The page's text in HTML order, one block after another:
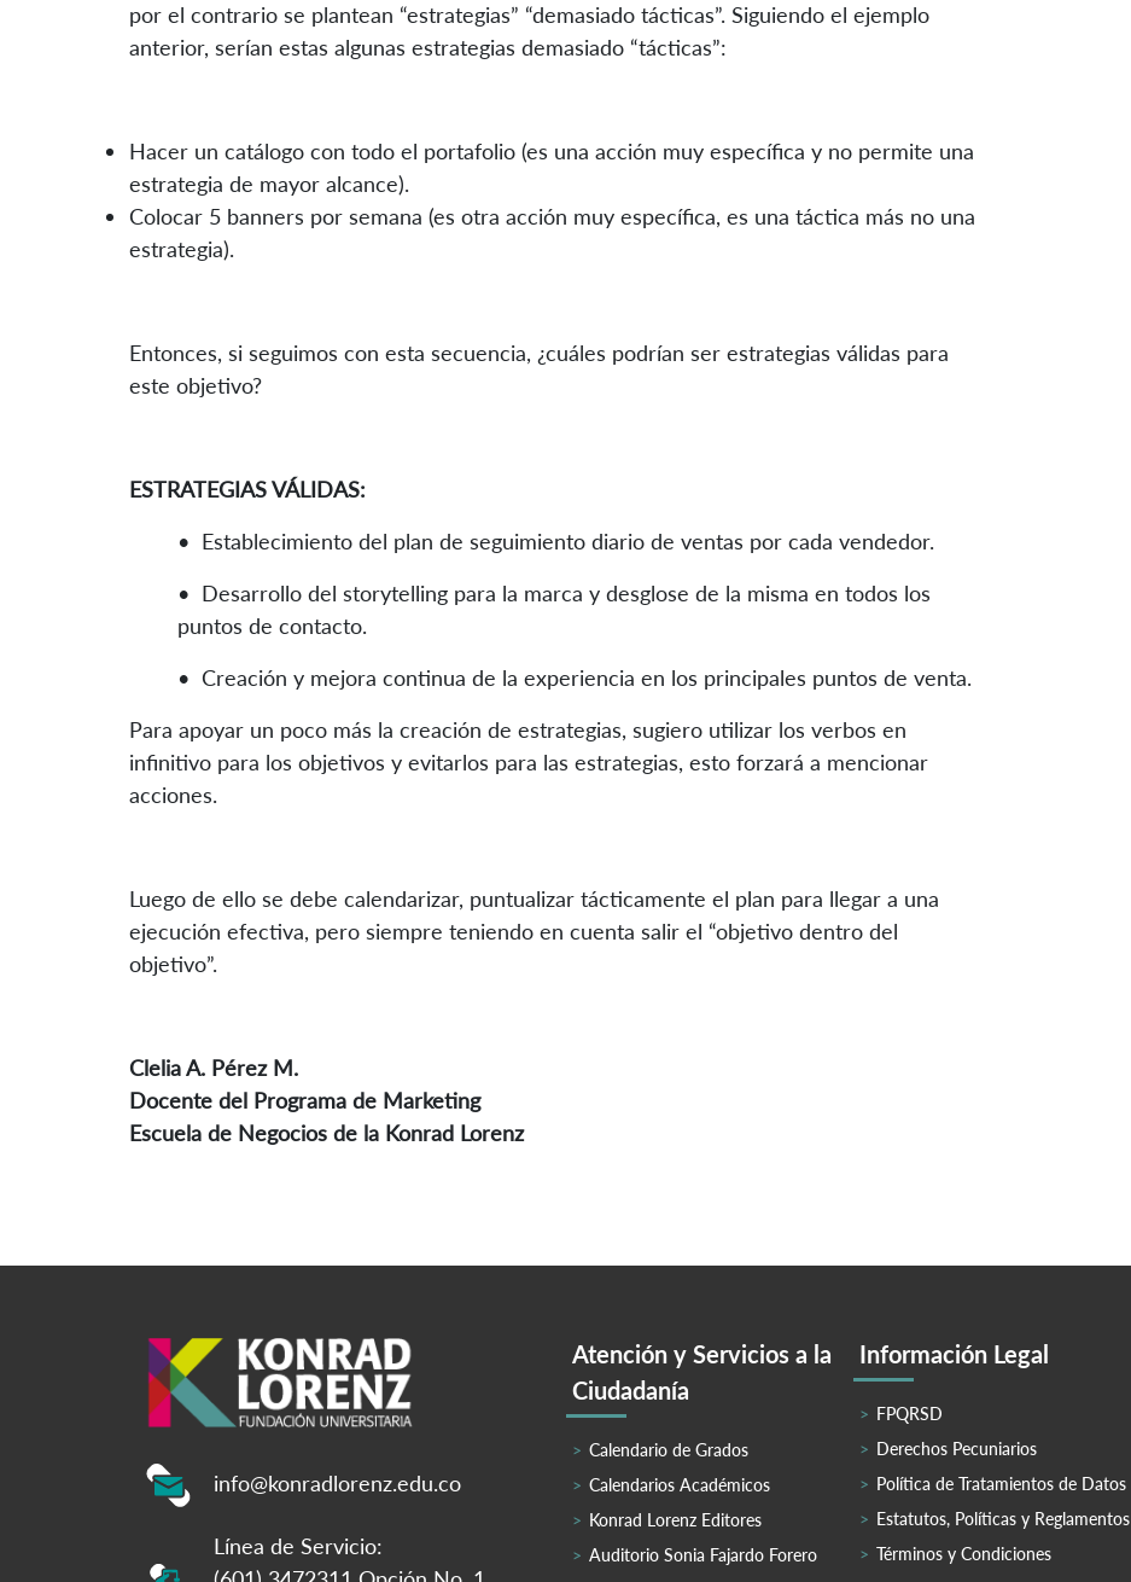
por el contrario se plantean “estrategias” “demasiado tácticas”. Siguiendo el ejemplo
anterior, serían estas algunas estrategias demasiado “tácticas”:
Hacer un catálogo con todo el portafolio (es una acción muy específica y no permite una
estrategia de mayor alcance).
Colocar 5 banners por semana (es otra acción muy específica, es una táctica más no una
estrategia).
Entonces, si seguimos con esta secuencia, ¿cuáles podrían ser estrategias válidas para
este objetivo?
ESTRATEGIAS VÁLIDAS:
• Establecimiento del plan de seguimiento diario de ventas por cada vendedor.
• Desarrollo del storytelling para la marca y desglose de la misma en todos los
puntos de contacto.
• Creación y mejora continua de la experiencia en los principales puntos de venta.
Para apoyar un poco más la creación de estrategias, sugiero utilizar los verbos en
infinitivo para los objetivos y evitarlos para las estrategias, esto forzará a mencionar
acciones.
Luego de ello se debe calendarizar, puntualizar tácticamente el plan para llegar a una
ejecución efectiva, pero siempre teniendo en cuenta salir el “objetivo dentro del
objetivo”.
Clelia A. Pérez M.
Docente del Programa de Marketing
Escuela de Negocios de la Konrad Lorenz
info@konradlorenz.edu.co
Línea de Servicio:
Atención y Servicios a la
Ciudadanía
Calendario de Grados
Calendarios Académicos
Konrad Lorenz Editores
Auditorio Sonia Fajardo Forero
Información Legal
FPQRSD
Derechos Pecuniarios
Política de Tratamientos de Datos
Estatutos, Políticas y Reglamentos
Términos y Condiciones